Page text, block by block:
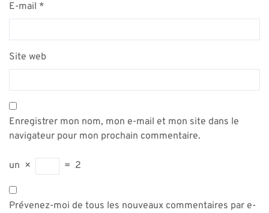
E-mail *
Site web
Enregistrer mon nom, mon e-mail et mon site dans le
navigateur pour mon prochain commentaire.
un × = 2
Prévenez-moi de tous les nouveaux commentaires par e-